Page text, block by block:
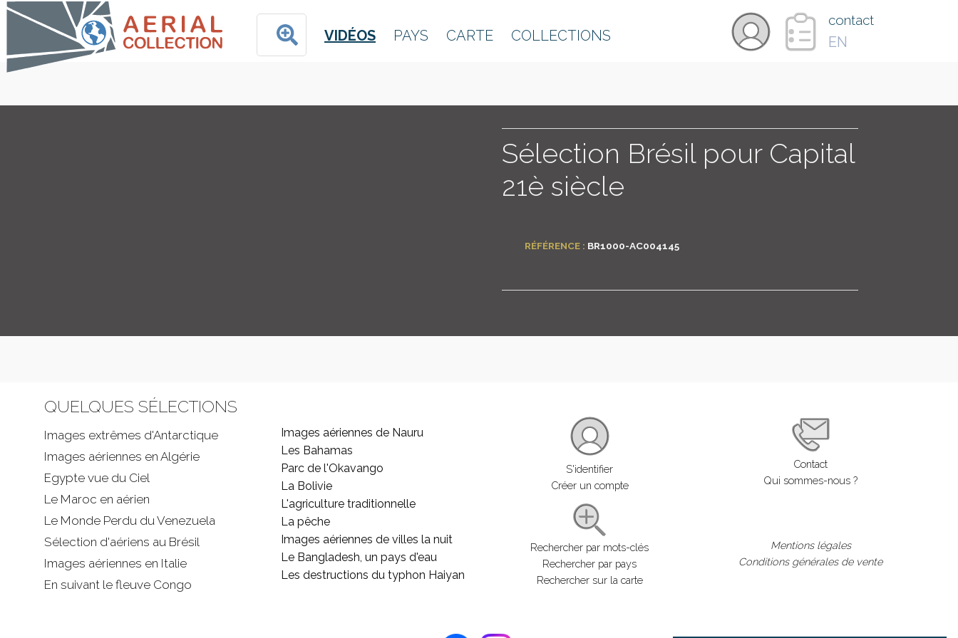
VIDÉOS PAYS CARTE COLLECTIONS
contact
EN
LOGIN
Sélection Brésil pour Capital
21è siècle
RÉFÉRENCE : BR1000-AC004145
QUELQUES SÉLECTIONS
Images extrêmes d'Antarctique
Images aériennes en Algérie
Egypte vue du Ciel
Le Maroc en aérien
Le Monde Perdu du Venezuela
Sélection d'aériens au Brésil
Images aériennes en Italie
En suivant le fleuve Congo
Images aériennes de Nauru
Les Bahamas
Parc de l'Okavango
La Bolivie
L'agriculture traditionnelle
La pêche
Images aériennes de villes la nuit
Le Bangladesh, un pays d'eau
Les destructions du typhon Haiyan
S'identifier
Créer un compte
Rechercher par mots-clés
Rechercher par pays
Rechercher sur la carte
Contact
Qui sommes-nous ?
Mentions légales
Conditions générales de vente